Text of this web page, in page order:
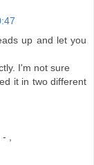
up and let you
I'm not sure
it in two different
- ,